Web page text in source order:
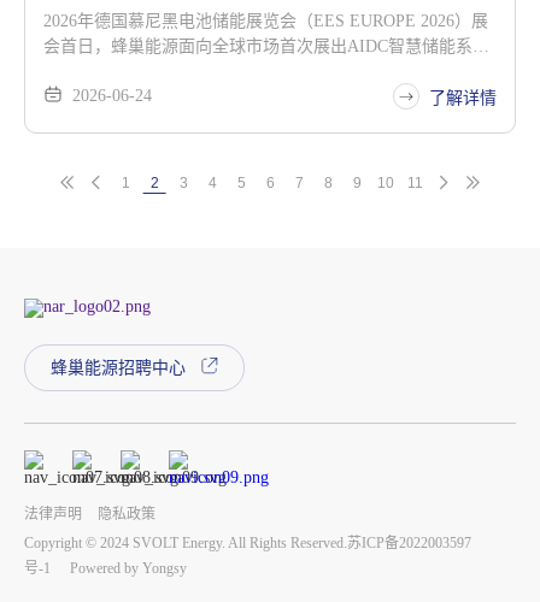
2026年德国慕尼黑电池储能展览会（EES EUROPE 2026）展
会首日，蜂巢能源面向全球市场首次展出AIDC智慧储能系
芯，以毫秒级响应、10C持续放电和极低内阻特性，回应全球
2026-06-24 了解详情
1 2 3 4 5 6 7 8 9 10 11
蜂巢能源招聘中心
Copyright © 2024 SVOLT Energy. All Rights Reserved.苏ICP备2022003597
号-1
Powered by Yongsy
法律声明 隐私政策